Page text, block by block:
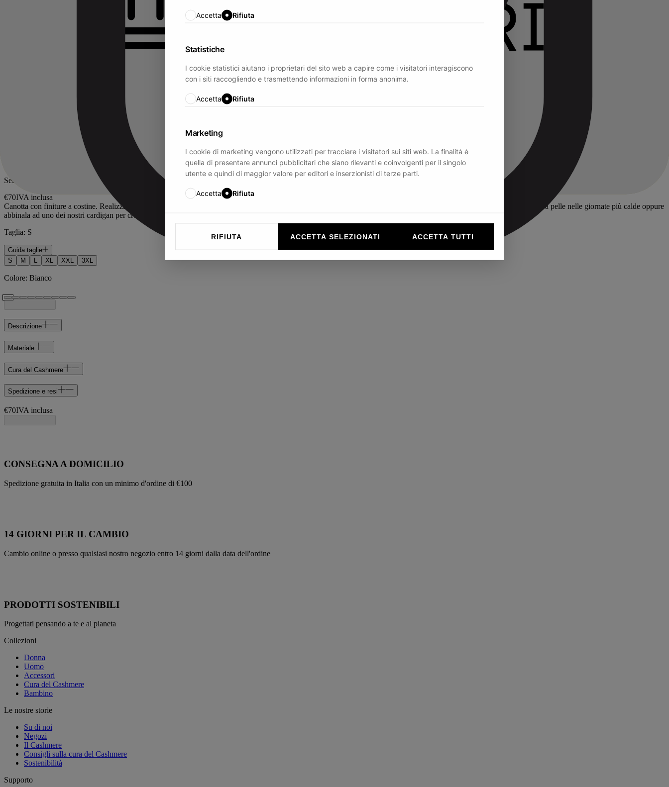
Accetta Rifiuta
Statistiche
I cookie statistici aiutano i proprietari del sito web a capire come i visitatori interagiscono
con i siti raccogliendo e trasmettendo informazioni in forma anonima.
Accetta Rifiuta
Marketing
I cookie di marketing vengono utilizzati per tracciare i visitatori sui siti web. La finalità è
quella di presentare annunci pubblicitari che siano rilevanti e coinvolgenti per il singolo
utente e quindi di maggior valore per editori e inserzionisti di terze parti.
Accetta Rifiuta
RIFIUTA ACCETTA SELEZIONATI ACCETTA TUTTI
Seta e Cashmere
€70IVA inclusa
Canotta con finiture a costine. Realizzata in 85% seta e 15% cashmere, non può mancare nel tuo guardaroba estivo: fresca, morbida, traspirante e termoregolatrice. Indossala a pelle nelle giornate più calde oppure
abbinala ad uno dei nostri cardigan per creare un elegante twin set.
Taglia: S
Guida taglie
S
M L XL XXL 3XL
Colore: Bianco
Descrizione
Materiale
Cura del Cashmere
Spedizione e resi
€70IVA inclusa
CONSEGNA A DOMICILIO
Spedizione gratuita in Italia con un minimo d'ordine di €100
14 GIORNI PER IL CAMBIO
Cambio online o presso qualsiasi nostro negozio entro 14 giorni dalla data dell'ordine
PRODOTTI SOSTENIBILI
Progettati pensando a te e al pianeta
Collezioni
Donna
Uomo
Accessori
Cura del Cashmere
Bambino
Le nostre storie
Su di noi
Negozi
Il Cashmere
Consigli sulla cura del Cashmere
Sostenibilità
Supporto